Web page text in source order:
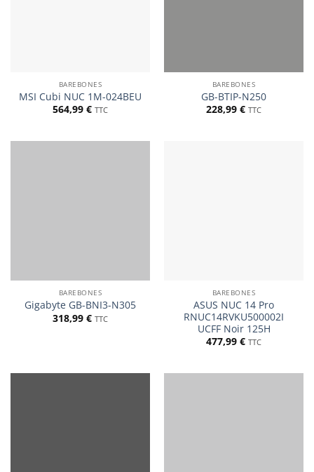
BAREBONES
MSI Cubi NUC 1M-024BEU
564,99 € TTC
BAREBONES
GB-BTIP-N250
228,99 € TTC
BAREBONES
Gigabyte GB-BNI3-N305
318,99 € TTC
BAREBONES
ASUS NUC 14 Pro
RNUC14RVKU500002I
UCFF Noir 125H
477,99 € TTC